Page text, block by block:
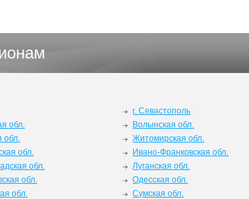
г. Севастополь
обл.
Волынская обл.
обл.
Житомирская обл.
обл.
Ивано-Франковская обл.
обл.
Луганская обл.
обл.
Одесская обл.
обл.
Сумская обл.